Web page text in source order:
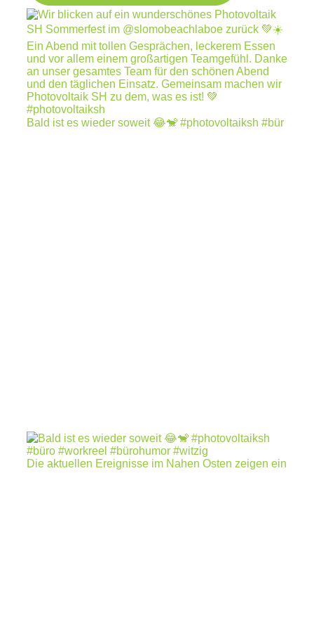
Bald ist es wieder soweit 😂🐒 #photovoltaiksh #bür
Die aktuellen Ereignisse im Nahen Osten zeigen ein